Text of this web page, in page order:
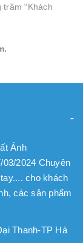
“Khách
Ánh
2024 Chuyên
cho khách
các sản phẩm
Thanh-TP Hà